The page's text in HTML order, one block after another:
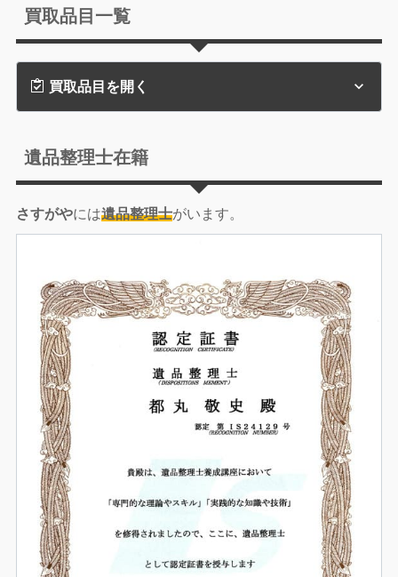
買取品目一覧
買取品目を開く
遺品整理士在籍
さすがやには遺品整理士がいます。